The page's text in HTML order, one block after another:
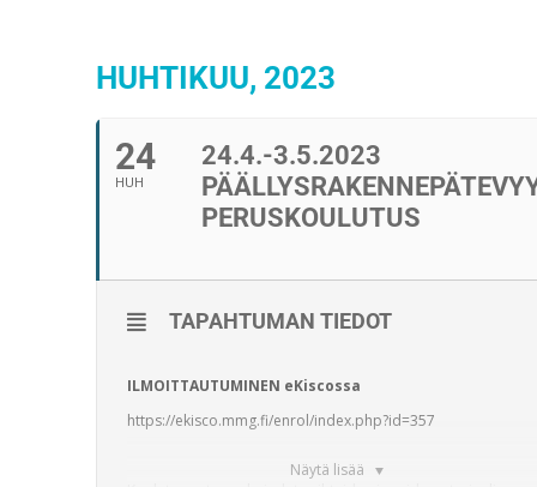
HUHTIKUU, 2023
24
HUH
24.4.-3.5.2023
PERUSKOULUTUS
Näytä lisää
TAPAHTUMAN TIEDOT
ILMOITTAUTUMINEN eKiscossa
https://ekisco.mmg.fi/enrol/index.php?id=357